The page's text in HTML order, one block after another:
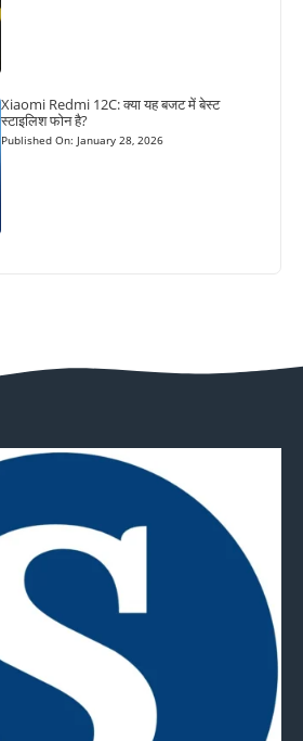
Xiaomi Redmi 12C: क्या यह बजट में बेस्ट
स्टाइलिश फोन है?
Published On: January 28, 2026